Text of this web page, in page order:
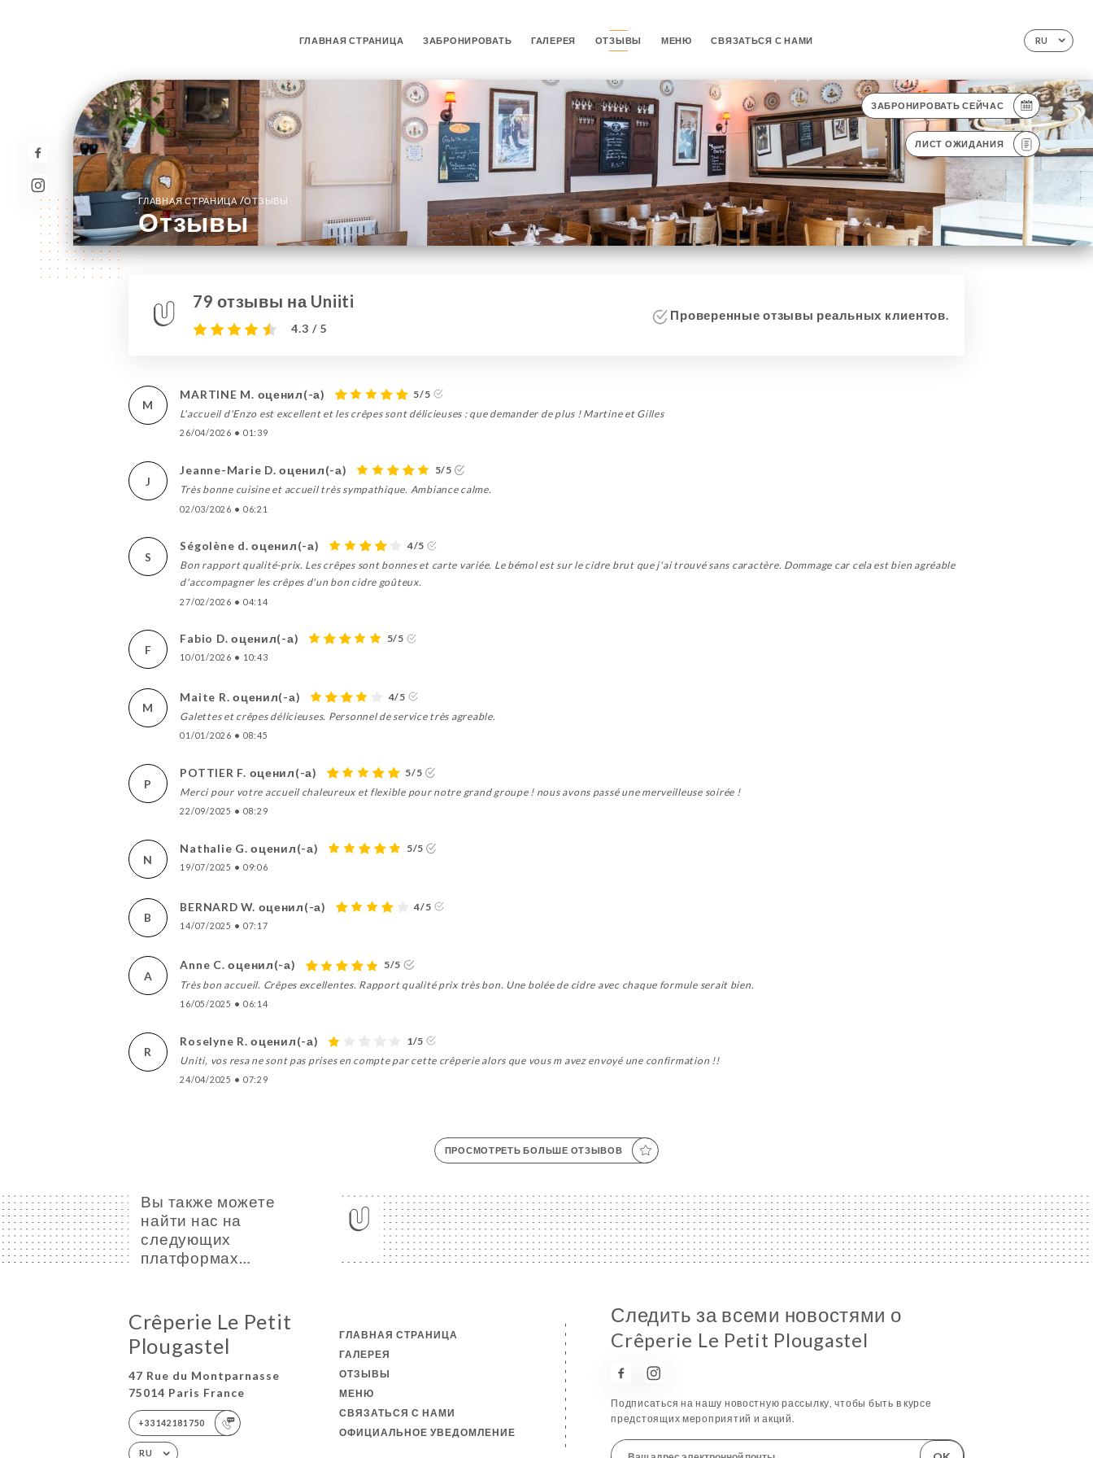
RU
ГЛАВНАЯ СТРАНИЦА ЗАБРОНИРОВАТЬ ГАЛЕРЕЯ ОТЗЫВЫ МЕНЮ СВЯЗАТЬСЯ С НАМИ
ЗАБРОНИРОВАТЬ СЕЙЧАС
ЛИСТ ОЖИДАНИЯ
ГЛАВНАЯ СТРАНИЦА/ОТЗЫВЫ
Отзывы
79 отзывы на Uniiti
4.3 / 5
Проверенные отзывы реальных клиентов.
M
MARTINE M. оценил(-а)
5/5
L'accueil d'Enzo est excellent et les crêpes sont délicieuses : que demander de plus ! Martine et Gilles
26/04/2026 • 01:39
J
Jeanne-Marie D. оценил(-а)
5/5
Très bonne cuisine et accueil très sympathique. Ambiance calme.
02/03/2026 • 06:21
S
Ségolène d. оценил(-а)
4/5
Bon rapport qualité-prix. Les crêpes sont bonnes et carte variée. Le bémol est sur le cidre brut que j'ai trouvé sans caractère. Dommage car cela est bien agréable
d'accompagner les crêpes d'un bon cidre goûteux.
27/02/2026 • 04:14
F
Fabio D. оценил(-а) 5/5
10/01/2026 • 10:43
M
Maite R. оценил(-а)
4/5
Galettes et crêpes délicieuses. Personnel de service très agreable.
01/01/2026 • 08:45
P
POTTIER F. оценил(-а)
5/5
Merci pour votre accueil chaleureux et flexible pour notre grand groupe ! nous avons passé une merveilleuse soirée !
22/09/2025 • 08:29
N
Nathalie G. оценил(-а) 5/5
19/07/2025 • 09:06
B
BERNARD W. оценил(-а) 4/5
14/07/2025 • 07:17
A
Anne C. оценил(-а)
5/5
Très bon accueil. Crêpes excellentes. Rapport qualité prix très bon. Une bolée de cidre avec chaque formule serait bien.
16/05/2025 • 06:14
R
Roselyne R. оценил(-а)
1/5
Uniti, vos resa ne sont pas prises en compte par cette crêperie alors que vous m avez envoyé une confirmation !!
24/04/2025 • 07:29
ПРОСМОТРЕТЬ БОЛЬШЕ ОТЗЫВОВ
Вы также можете
найти нас на
следующих
платформах…
Crêperie Le Petit
Plougastel
47 Rue du Montparnasse
75014 Paris France
+33142181750
RU
ГЛАВНАЯ СТРАНИЦА
ГАЛЕРЕЯ
ОТЗЫВЫ
МЕНЮ
СВЯЗАТЬСЯ С НАМИ
ОФИЦИАЛЬНОЕ УВЕДОМЛЕНИЕ
Следить за всеми новостями о
Crêperie Le Petit Plougastel
Подписаться на нашу новостную рассылку, чтобы быть в курсе
предстоящих мероприятий и акций.